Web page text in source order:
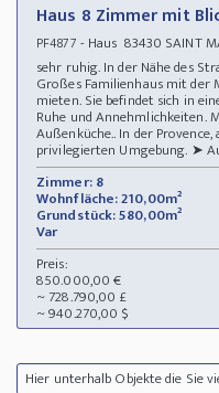
Haus 8 Zimmer mit
PF4877 - Haus 83430 SAINT
sehr ruhig. In der Nähe des
Großes Familienhaus mit der
mieten. Sie befindet sich in
Ruhe und Annehmlichkeiten.
Außenküche.. In der
privilegierten Umgebung. ➤
Zimmer: 8
Wohnfläche: 210,00m²
Grundstück: 580,00m²
Var
Preis:
850.000,00 €
~ 728.790,00 £
~ 940.270,00 $
Hier unterhalb Objekte die Sie